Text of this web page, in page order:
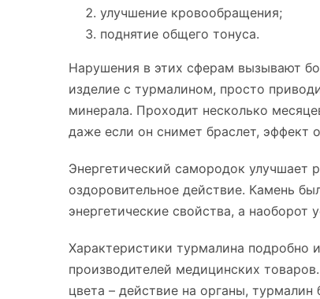
улучшение кровообращения;
поднятие общего тонуса.
Нарушения в этих сферам вызывают
изделие с турмалином, просто
минерала. Проходит несколько
даже если он снимет браслет, эффект
Энергетический самородок улучшает
оздоровительное действие. Камень
энергетические свойства, а наоборот
Характеристики турмалина подробно
производителей медицинских
цвета – действие на органы,